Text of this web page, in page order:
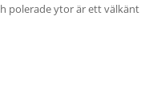
polerade ytor är ett välkänt